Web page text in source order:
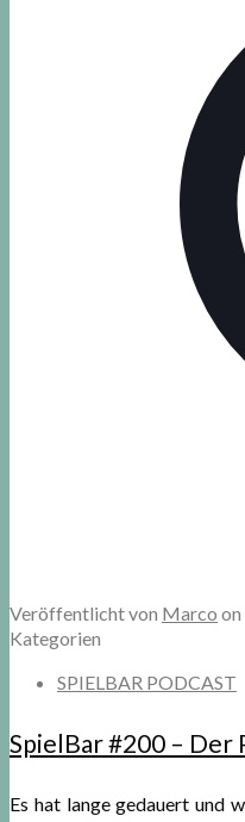
Veröffentlicht von Marco on
Kategorien
SPIELBAR PODCAST
SpielBar #200 – Der
Es hat lange gedauert und